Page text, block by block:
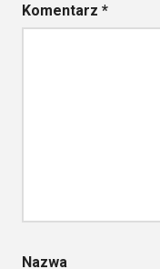
Komentarz *
Nazwa